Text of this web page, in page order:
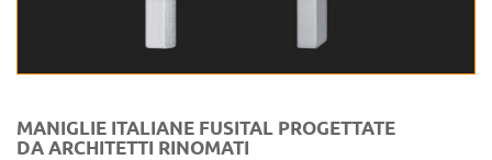
MANIGLIE ITALIANE FUSITAL PROGETTATE
DA ARCHITETTI RINOMATI